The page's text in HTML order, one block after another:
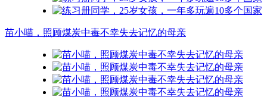
苗小喵，照顾煤炭中毒不幸失去记忆的母亲